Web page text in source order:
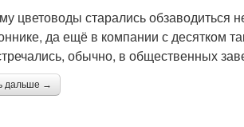
цветоводы старались обзаводиться
да ещё в компании с десятком
обычно, в общественных
дальше →